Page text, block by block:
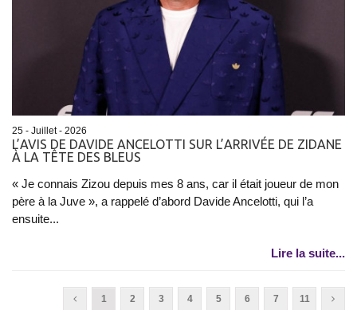
25 - Juillet - 2026
L’AVIS DE DAVIDE ANCELOTTI SUR L’ARRIVÉE DE ZIDANE
À LA TÊTE DES BLEUS
« Je connais Zizou depuis mes 8 ans, car il était joueur de mon
père à la Juve », a rappelé d’abord Davide Ancelotti, qui l’a
ensuite...
Lire la suite...
1 2 3 4 5 6 7 11